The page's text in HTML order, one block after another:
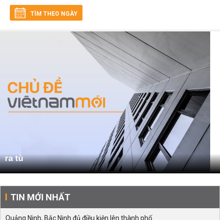
TÌM THEO NGÀY
ra tù
TIN MỚI NHẤT
Quảng Ninh, Bắc Ninh đủ điều kiện lên thành phố